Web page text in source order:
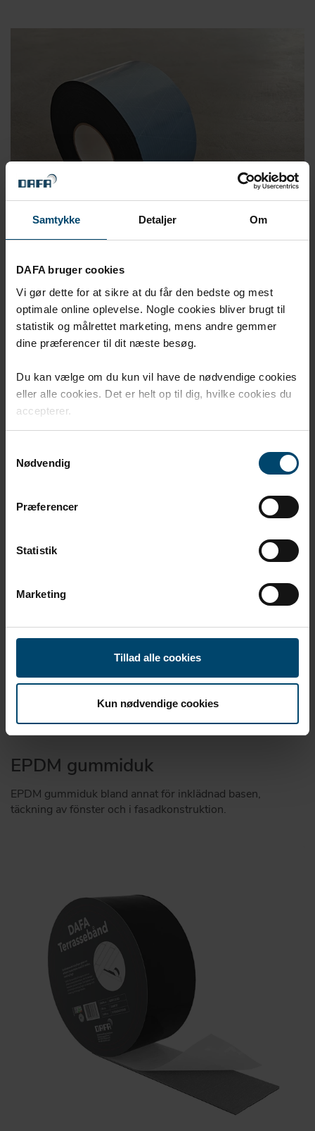
Samtykke Detaljer Om
DAFA bruger cookies
Vi gør dette for at sikre at du får den bedste og mest
optimale online oplevelse. Nogle cookies bliver brugt til
statistik og målrettet marketing, mens andre gemmer
dine præferencer til dit næste besøg.
Du kan vælge om du kun vil have de nødvendige cookies
eller alle cookies. Det er helt op til dig, hvilke cookies du
accepterer.
Nødvendig
Præferencer
Statistik
Marketing
Tillad alle cookies
Kun nødvendige cookies
DAFA självhäftande EPDM
DAFA självhäftande EPDM gummiduk bland annat för
täckplåtar runt socklar, fönster och fasadkonstruktioner.
EPDM gummiduk
EPDM gummiduk bland annat för inklädnad basen,
täckning av fönster och i fasadkonstruktion.